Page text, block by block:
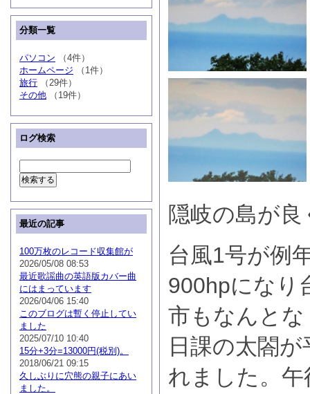
隠岐の島が
台風1号が例
900hpになり
市もなんと
日課の太閤
れました。
分類一覧
パソコン （4件）
ホームページ （1件）
旅行 （29件）
その他 （19件）
ログ検索
最近の記事
100万枚のレコード収集館が
2026/05/08 08:53
最近歌謡曲の英語版カバー曲
にはまっています
2026/04/06 15:40
このブログは暫く停止してい
ました
2025/07/10 10:40
15分+3分=13000円(税別)。
2018/06/21 09:15
久しぶりに穴熊の親子にあい
ました。